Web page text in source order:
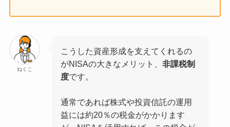
ねくこ
こうした資産形成を支えてくれるの
がNISAの大きなメリット、非課税制
度です。
通常であれば株式や投資信託の運用
益には約20％の税金がかかります